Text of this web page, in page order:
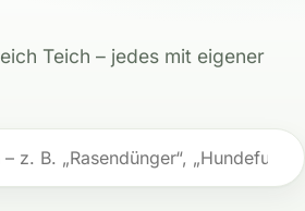
Teich – jedes mit eigener